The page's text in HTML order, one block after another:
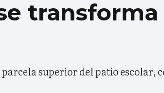
transforma
superior del patio escolar,